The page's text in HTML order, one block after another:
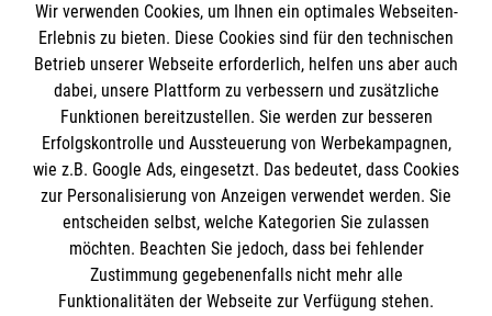
Empfänger: Malteser Hilfsdienst e.V.
IBAN: DE10 3706 0120 1201 2000 12
BIC: GENODED 1PA7
Wir verwenden Cookies, um Ihnen ein optimales Webseiten-
Erlebnis zu bieten. Diese Cookies sind für den technischen
Betrieb unserer Webseite erforderlich, helfen uns aber auch
dabei, unsere Plattform zu verbessern und zusätzliche
Funktionen bereitzustellen. Sie werden zur besseren
Erfolgskontrolle und Aussteuerung von Werbekampagnen,
wie z.B. Google Ads, eingesetzt. Das bedeutet, dass Cookies
zur Personalisierung von Anzeigen verwendet werden. Sie
entscheiden selbst, welche Kategorien Sie zulassen
möchten. Beachten Sie jedoch, dass bei fehlender
Zustimmung gegebenenfalls nicht mehr alle
Funktionalitäten der Webseite zur Verfügung stehen.